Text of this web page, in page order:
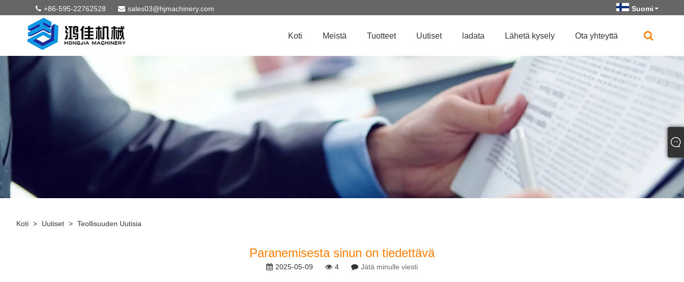
+86-595-22762528 sales03@hjmachinery.com Suomi
Koti Meistä Tuotteet Uutiset ladata Lähetä kysely Ota yhteyttä
Koti > Uutiset > Teollisuuden Uutisia
Paranemisesta sinun on tiedettävä
2025-05-09 4 Jätä minulle viesti